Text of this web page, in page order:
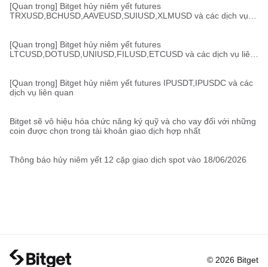
[Quan trọng] Bitget hủy niêm yết futures
TRXUSD,BCHUSD,AAVEUSD,SUIUSD,XLMUSD và các dịch vụ
[Quan trọng] Bitget hủy niêm yết futures
LTCUSD,DOTUSD,UNIUSD,FILUSD,ETCUSD và các dịch vụ liên
[Quan trọng] Bitget hủy niêm yết futures IPUSDT,IPUSDC và các
dịch vụ liên quan
Bitget sẽ vô hiệu hóa chức năng ký quỹ và cho vay đối với những
coin được chọn trong tài khoản giao dịch hợp nhất
Thông báo hủy niêm yết 12 cặp giao dịch spot vào 18/06/2026
© 2026 Bitget